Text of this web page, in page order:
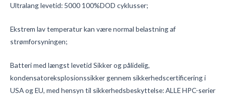
Ultralang levetid: 5000 100%DOD cyklusser;
Ekstrem lav temperatur kan være normal belastning af
strømforsyningen;
Batteri med længst levetid Sikker og pålidelig,
kondensatoreksplosionssikker gennem sikkerhedscertificering i
USA og EU, med hensyn til sikkerhedsbeskyttelse: ALLE HPC-serier